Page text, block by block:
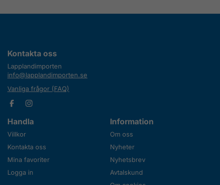
Kontakta oss
Lapplandimporten
info@lapplandimporten.se
Vanliga frågor (FAQ)
Handla
Villkor
Kontakta oss
Mina favoriter
Logga in
Information
Om oss
Nyheter
Nyhetsbrev
Avtalskund